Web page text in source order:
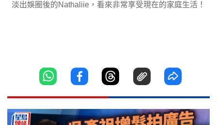
淡出娛圈後的Nathaliie，看來非常享受現在的家庭生活！